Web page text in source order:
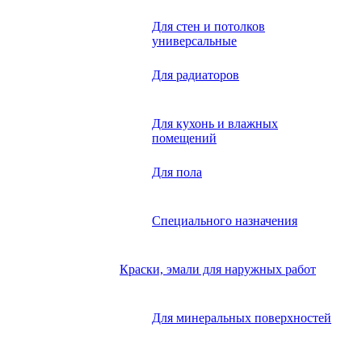
Для стен и потолков
универсальные
Для радиаторов
Для кухонь и влажных
помещений
Для пола
Специального назначения
Краски, эмали для наружных работ
Для минеральных поверхностей